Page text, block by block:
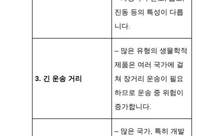
진동 등의 특성이 다릅
니다.
3. 긴 운송 거리
– 많은 유형의 생물학적
제품은 여러 국가에 걸
쳐 장거리 운송이 필요
하므로 운송 중 위험이
증가합니다.
– 많은 국가, 특히 개발